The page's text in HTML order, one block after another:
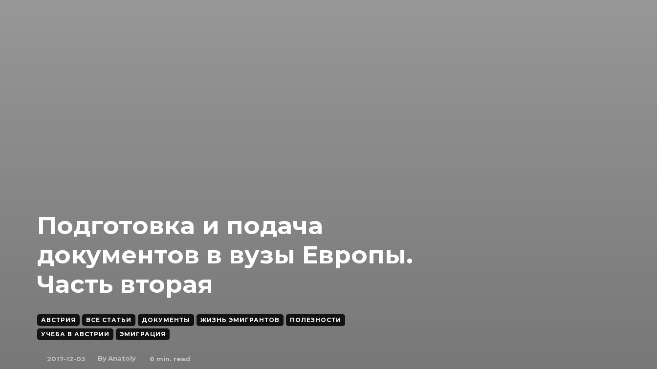
Подготовка и подача
документов в вузы Европы.
Часть вторая
АВСТРИЯ ВСЕ СТАТЬИ ДОКУМЕНТЫ ЖИЗНЬ ЭМИГРАНТОВ
ПОЛЕЗНОСТИ
УЧЕБА В АВСТРИИ
ЭМИГРАЦИЯ
2017-12-03 ByAnatoly 6 min. read